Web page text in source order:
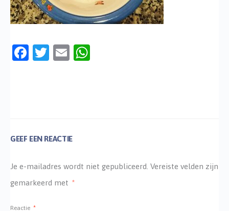
Facebook
Twitter
Email
GEEF EEN REACTIE
Je e-mailadres wordt niet gepubliceerd. Vereiste velden zijn
gemarkeerd met *
Reactie *